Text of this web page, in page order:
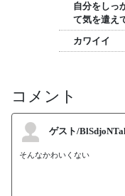
自分をしっ
て気を遣え
カワイイ
コメント
ゲスト/
そんなかわいくない